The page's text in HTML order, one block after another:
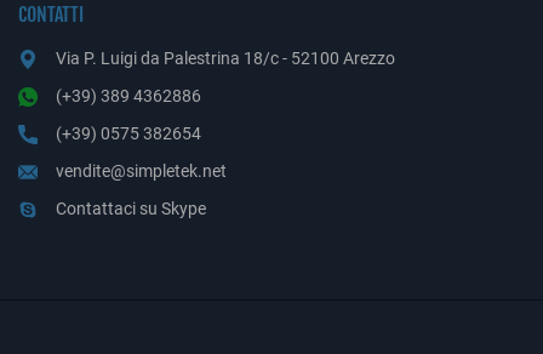
CONTATTI
Via P. Luigi da Palestrina 18/c - 52100 Arezzo
(+39) 389 4362886
(+39) 0575 382654
vendite@simpletek.net
Contattaci su Skype